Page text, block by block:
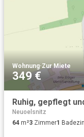
Wohnung·Zur Miete
349 €
Ruhig, gepflegt
Neuoelsnitz
64 m²3 Zimmer1